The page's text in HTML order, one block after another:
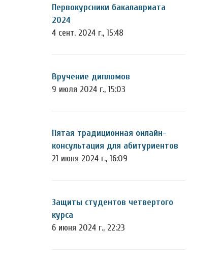
Первокурсники бакалавриата
2024
4 сент. 2024 г., 15:48
Вручение дипломов
9 июля 2024 г., 15:03
Пятая традиционная онлайн-
консультация для абитуриентов
21 июня 2024 г., 16:09
Защиты студентов четвертого
курса
6 июня 2024 г., 22:23